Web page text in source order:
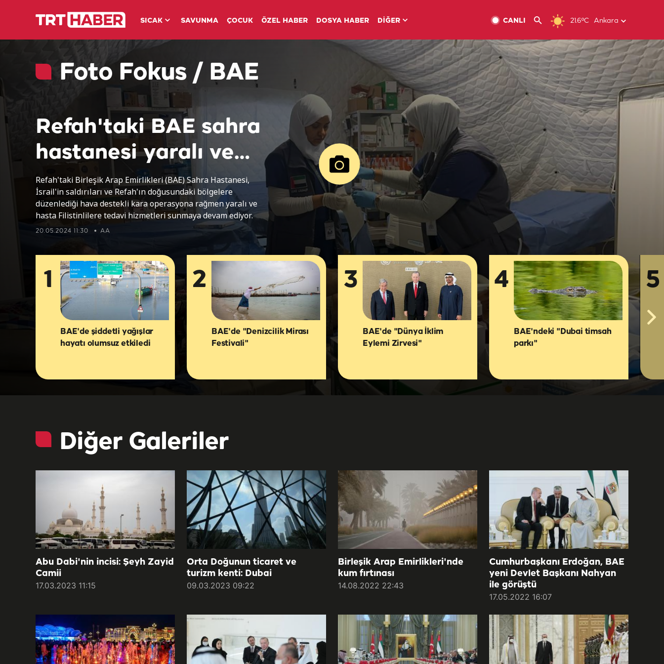
SICAK SAVUNMA ÇOCUK ÖZEL HABER DOSYA HABER DİĞER 21.6ºC Ankara
CANLI
Foto Fokus / BAE
Refah'taki BAE sahra
hastanesi yaralı ve
hastalara hizmet
vermeye devam
ediyor
Refah'taki Birleşik Arap Emirlikleri (BAE) Sahra Hastanesi,
İsrail'in saldırıları ve Refah'ın doğusundaki bölgelere
düzenlediği hava destekli kara operasyona rağmen yaralı ve
hasta Filistinlilere tedavi hizmetleri sunmaya devam ediyor.
20.05.2024 11:30 AA
1
BAE'de şiddetli yağışlar
hayatı olumsuz etkiledi
2
BAE'de "Denizcilik Mirası
Festivali"
3
BAE'de "Dünya İklim
Eylemi Zirvesi"
4
BAE'ndeki "Dubai timsah
parkı"
5
Diğer Galeriler
Abu Dabi'nin incisi: Şeyh Zayid
Camii
17.03.2023 11:15
Orta Doğunun ticaret ve
turizm kenti: Dubai
09.03.2023 09:22
Birleşik Arap Emirlikleri'nde
kum fırtınası
14.08.2022 22:43
Cumhurbaşkanı Erdoğan, BAE
yeni Devlet Başkanı Nahyan
ile görüştü
17.05.2022 16:07